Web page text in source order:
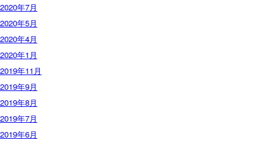
2020年7月
2020年5月
2020年4月
2020年1月
2019年11月
2019年9月
2019年8月
2019年7月
2019年6月